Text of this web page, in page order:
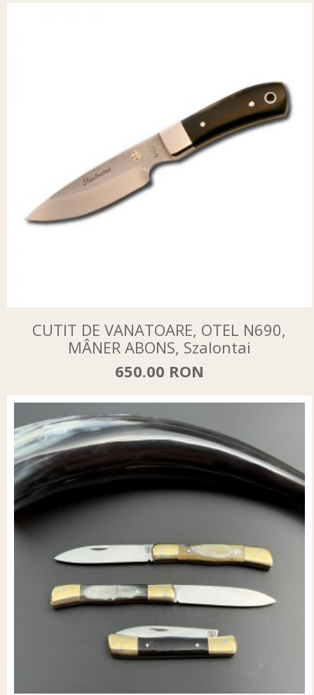
CUTIT DE VANATOARE, OTEL N690,
MÂNER ABONS, Szalontai
650.00 RON